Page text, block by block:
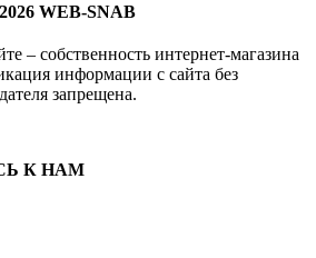
WEB-SNAB
– собственность интернет-магазина
информации с сайта без
запрещена.
К НАМ